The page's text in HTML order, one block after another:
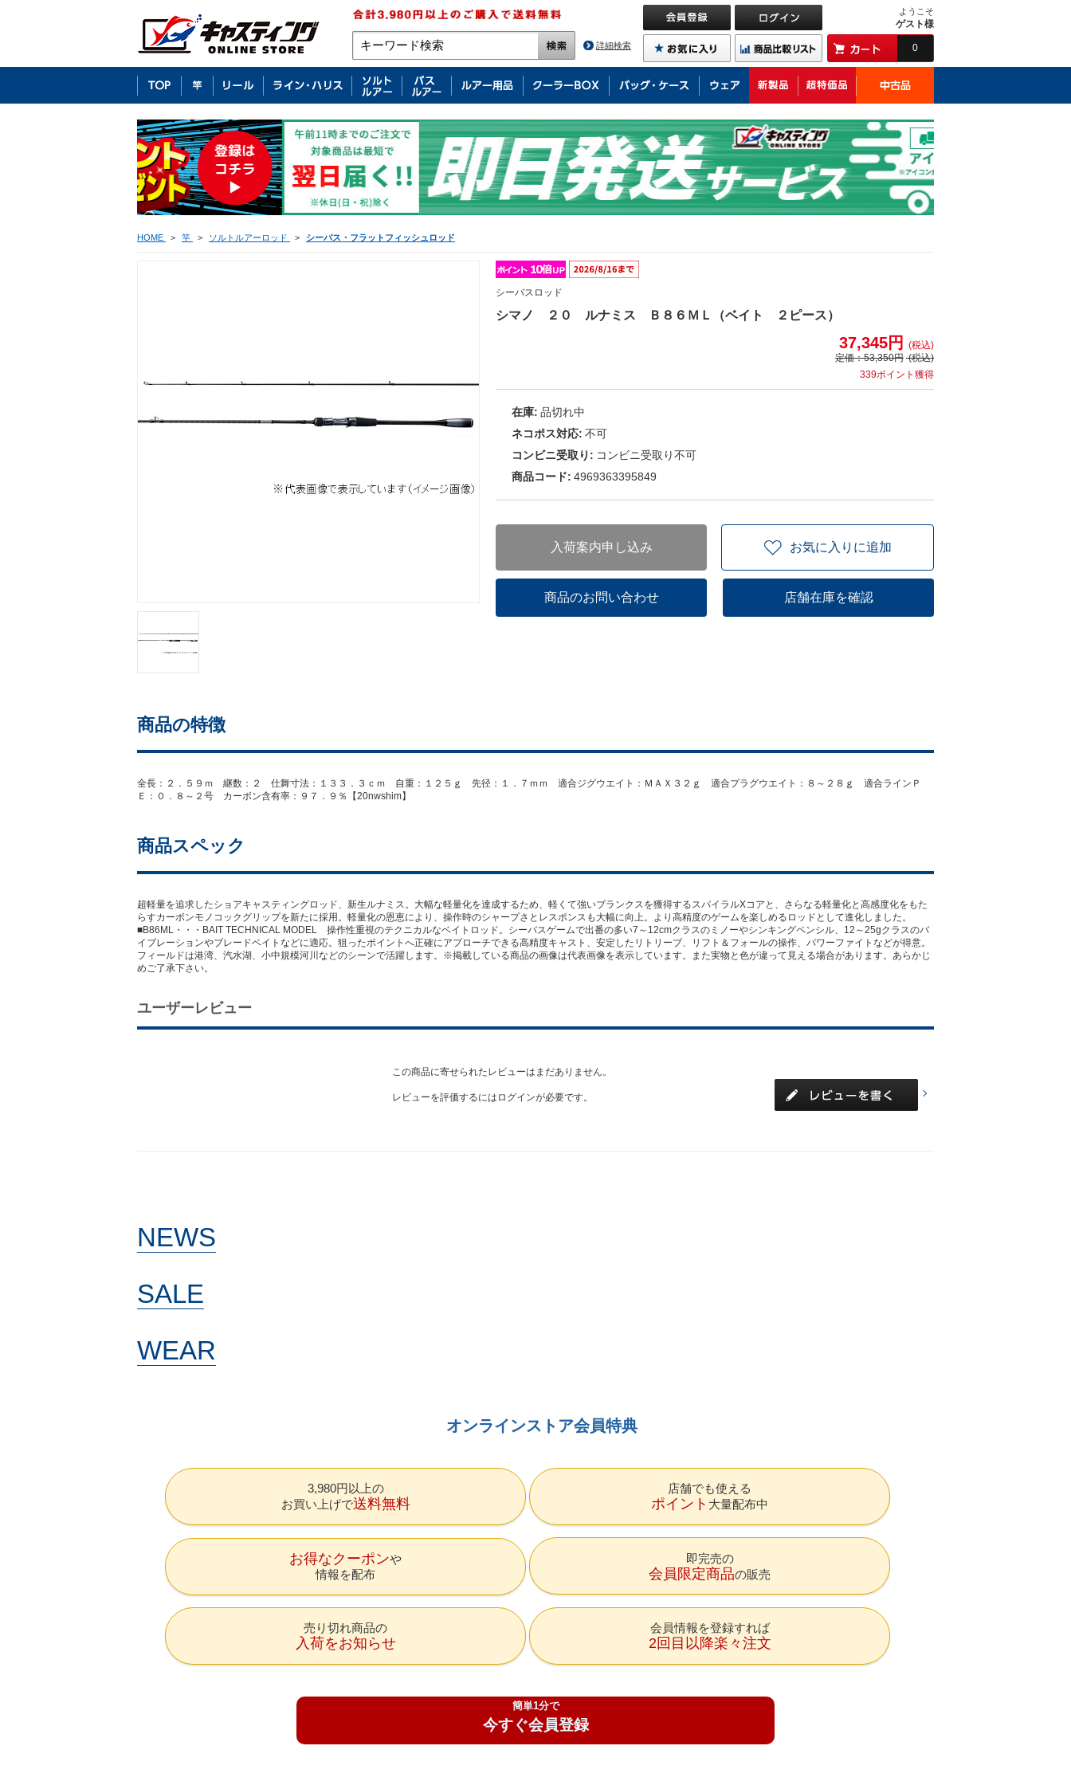
詳細検索
ようこそ
ゲスト様
0
HOME > 竿 > ソルトルアーロッド > シーバス・フラットフィッシュロッド
シーバスロッド
シマノ ２０ ルナミス Ｂ８６ＭＬ（ベイト ２ピース）
37,345円
(税込)
定価：53,350円 (税込)
339ポイント獲得
在庫: 品切れ中
ネコポス対応: 不可
コンビニ受取り: コンビニ受取り不可
商品コード: 4969363395849
入荷案内申し込み お気に入りに追加
商品のお問い合わせ 店舗在庫を確認
商品の特徴
全長：２．５９ｍ 継数：２ 仕舞寸法：１３３．３ｃｍ 自重：１２５ｇ 先径：１．７ｍｍ 適合ジグウエイト：ＭＡＸ３２ｇ 適合プラグウエイト：８～２８ｇ 適合ラインＰ
Ｅ：０．８～２号 カーボン含有率：９７．９％【20nwshim】
商品スペック
超軽量を追求したショアキャスティングロッド、新生ルナミス。大幅な軽量化を達成するため、軽くて強いブランクスを獲得するスパイラルXコアと、さらなる軽量化と高感度化をもた
らすカーボンモノコックグリップを新たに採用。軽量化の恩恵により、操作時のシャープさとレスポンスも大幅に向上。より高精度のゲームを楽しめるロッドとして進化しました。
■B86ML・・・BAIT TECHNICAL MODEL 操作性重視のテクニカルなベイトロッド。シーバスゲームで出番の多い7～12cmクラスのミノーやシンキングペンシル、12～25gクラスのバ
イブレーションやブレードベイトなどに適応。狙ったポイントへ正確にアプローチできる高精度キャスト、安定したリトリーブ、リフト＆フォールの操作、パワーファイトなどが得意。
フィールドは港湾、汽水湖、小中規模河川などのシーンで活躍します。※掲載している商品の画像は代表画像を表示しています。また実物と色が違って見える場合があります。あらかじ
めご了承下さい。
ユーザーレビュー
この商品に寄せられたレビューはまだありません。
レビューを評価するには ログインが必要です。
NEWS
SALE
WEAR
オンラインストア会員特典
3,980円以上の
お買い上げで送料無料
店舗でも使える
ポイント 大量配布中
お得なクーポン
情報を配布
即完売の
会員限定商品の販売
売り切れ商品の
入荷をお知らせ
会員情報を登録すれば
2回目以降楽々注文
簡単1分で
今すぐ会員登録